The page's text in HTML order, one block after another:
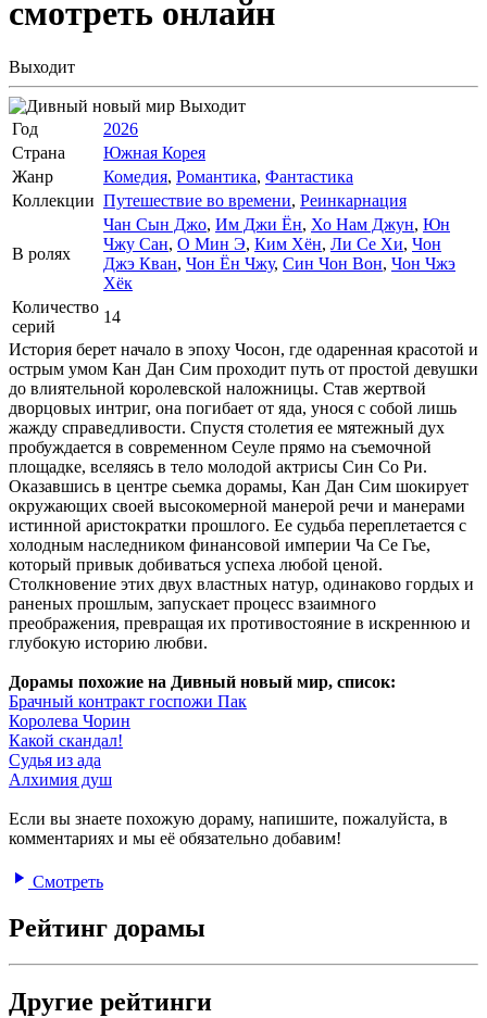
смотреть онлайн
Выходит
Выходит
Год
2026
Страна
Южная Корея
Жанр
Комедия, Романтика, Фантастика
Коллекции Путешествие во времени, Реинкарнация
В ролях
Чан Сын Джо, Им Джи Ён, Хо Нам Джун, Юн
Чжу Сан, О Мин Э, Ким Хён, Ли Се Хи, Чон
Джэ Кван, Чон Ён Чжу, Син Чон Вон, Чон Чжэ
Хёк
Количество
серий
14
История берет начало в эпоху Чосон, где одаренная красотой и
острым умом Кан Дан Сим проходит путь от простой девушки
до влиятельной королевской наложницы. Став жертвой
дворцовых интриг, она погибает от яда, унося с собой лишь
жажду справедливости. Спустя столетия ее мятежный дух
пробуждается в современном Сеуле прямо на съемочной
площадке, вселяясь в тело молодой актрисы Син Со Ри.
Оказавшись в центре сьемка дорамы, Кан Дан Сим шокирует
окружающих своей высокомерной манерой речи и манерами
истинной аристократки прошлого. Ее судьба переплетается с
холодным наследником финансовой империи Ча Се Гье,
который привык добиваться успеха любой ценой.
Столкновение этих двух властных натур, одинаково гордых и
раненых прошлым, запускает процесс взаимного
преображения, превращая их противостояние в искреннюю и
глубокую историю любви.
Дорамы похожие на Дивный новый мир, список:
Брачный контракт госпожи Пак
Королева Чорин
Какой скандал!
Судья из ада
Алхимия душ
Если вы знаете похожую дораму, напишите, пожалуйста, в
комментариях и мы её обязательно добавим!
Смотреть
Рейтинг дорамы
Другие рейтинги